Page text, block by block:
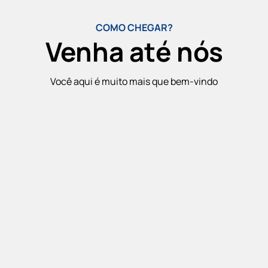
COMO CHEGAR?
Venha até nós
Você aqui é muito mais que bem-vindo